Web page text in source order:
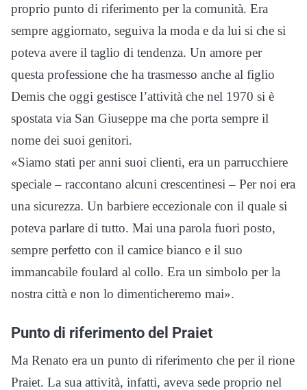
proprio punto di riferimento per la comunità. Era
sempre aggiornato, seguiva la moda e da lui si che si
poteva avere il taglio di tendenza. Un amore per
questa professione che ha trasmesso anche al figlio
Demis che oggi gestisce l’attività che nel 1970 si è
spostata via San Giuseppe ma che porta sempre il
nome dei suoi genitori.
«Siamo stati per anni suoi clienti, era un parrucchiere
speciale – raccontano alcuni crescentinesi – Per noi era
una sicurezza. Un barbiere eccezionale con il quale si
poteva parlare di tutto. Mai una parola fuori posto,
sempre perfetto con il camice bianco e il suo
immancabile foulard al collo. Era un simbolo per la
nostra città e non lo dimenticheremo mai».
Punto di riferimento del Praiet
Ma Renato era un punto di riferimento che per il rione
Praiet. La sua attività, infatti, aveva sede proprio nel